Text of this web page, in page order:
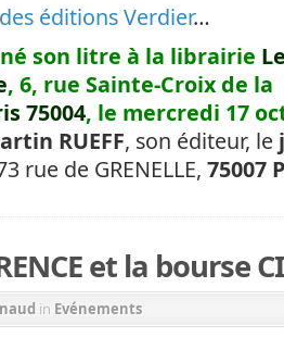
des éditions Verdier…
son litre à la librairie
, 6, rue Sainte-Croix de la
75004, le mercredi 17
RUEFF, son éditeur, le
rue de GRENELLE, 75007
et la bourse
in Evénements